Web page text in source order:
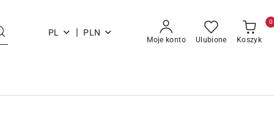
PL | PLN
Moje konto Ulubione Koszyk
0